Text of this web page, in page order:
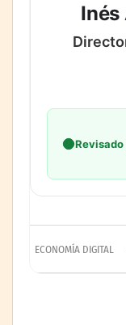
Inés
Revisado
ECONOMÍA DIGITAL